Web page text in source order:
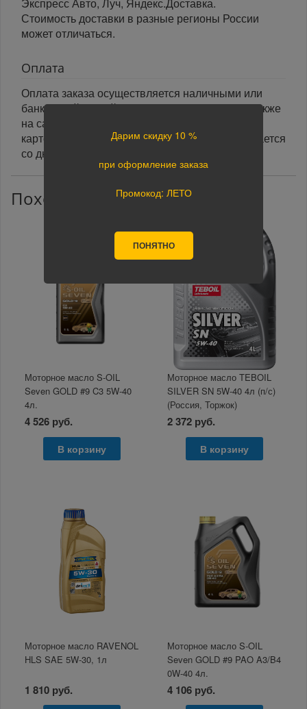
Стоимость доставки в разные регионы России
может отличаться.
Оплата
Оплата заказа осуществляется наличными или
банковской картой курьеру при получении, а также
на сайте при оформлении заказа. При оплате
картой на сайте указанный срок доставки считается
со дня поступления оплаты.
Похожие товары
Моторное масло S-OIL
Seven GOLD #9 C3 5W-40
4л.
4 526 руб.
В корзину
Моторное масло TEBOIL
SILVER SN 5W-40 4л (п/с)
(Россия, Торжок)
2 372 руб.
В корзину
Моторное масло RAVENOL
HLS SAE 5W-30, 1л
1 810 руб.
Моторное масло S-OIL
Seven GOLD #9 PAO A3/B4
0W-40 4л.
4 106 руб.
Дарим скидку 10 %
при оформление заказа
Промокод: ЛЕТО
ПОНЯТНО